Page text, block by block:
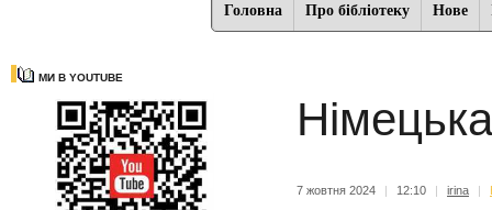
Головна Про бібліотеку Нове
МИ В YOUTUBE
7 жовтня 2024 | 12:10 | irina |